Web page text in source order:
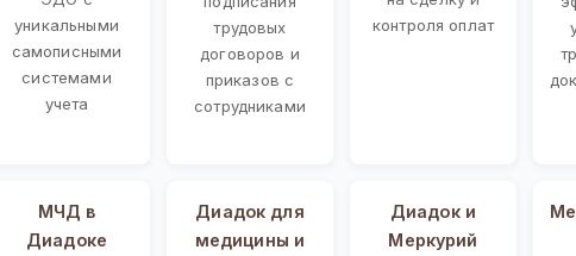
уникальными
самописными
системами
учета
трудовых
договоров и
приказов с
сотрудниками
контроля оплат
МЧД в
Диадоке
Диадок для
медицины и
Диадок и
Меркурий